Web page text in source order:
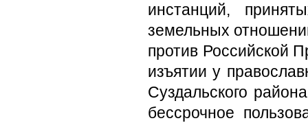
инстанций,
земельных
против Российской
изъятии у
Суздальского
бессрочное